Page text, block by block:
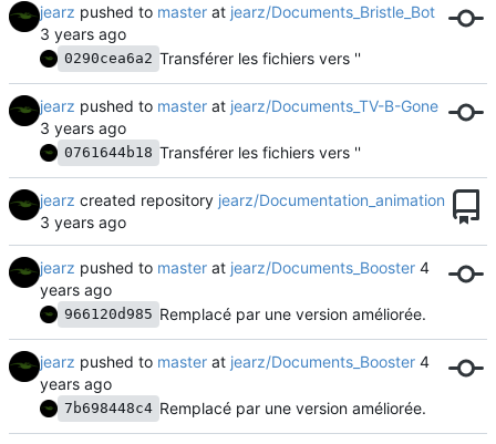
jearz pushed to master at jearz/Documents_Bristle_Bot
0290cea6a2 Transférer les fichiers vers ''
jearz pushed to master at jearz/Documents_TV-B-Gone
0761644b18 Transférer les fichiers vers ''
jearz created repository jearz/Documentation_animation
jearz pushed to master at jearz/Documents_Booster
966120d985 Remplacé par une version améliorée.
jearz pushed to master at jearz/Documents_Booster
7b698448c4 Remplacé par une version améliorée.